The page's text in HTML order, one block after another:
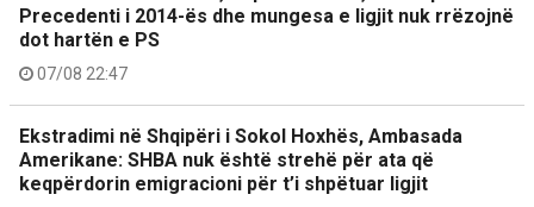
Precedenti i 2014-ës dhe mungesa e ligjit nuk rrëzojnë
dot hartën e PS
07/08 22:47
Ekstradimi në Shqipëri i Sokol Hoxhës, Ambasada
Amerikane: SHBA nuk është strehë për ata që
keqpërdorin emigracioni për t’i shpëtuar ligjit